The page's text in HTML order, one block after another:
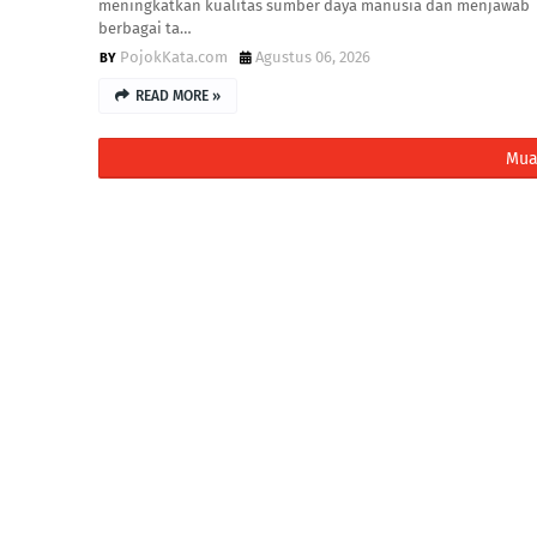
meningkatkan kualitas sumber daya manusia dan menjawab
berbagai ta…
PojokKata.com
Agustus 06, 2026
READ MORE »